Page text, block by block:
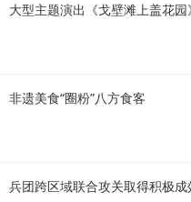
大型主题演出《戈壁滩上盖花
非遗美食“圈粉”八方食客
兵团跨区域联合攻关取得积极成